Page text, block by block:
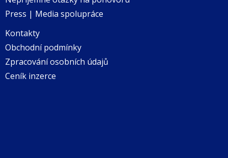
Press | Media spolupráce
Kontakty
Obchodní podmínky
Zpracování osobních údajů
Ceník inzerce